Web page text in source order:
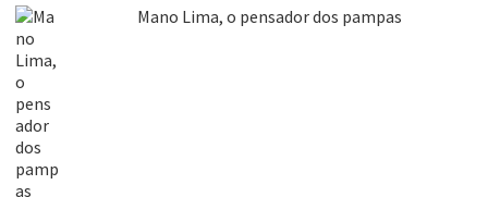
Mano Lima, o pensador dos pampas